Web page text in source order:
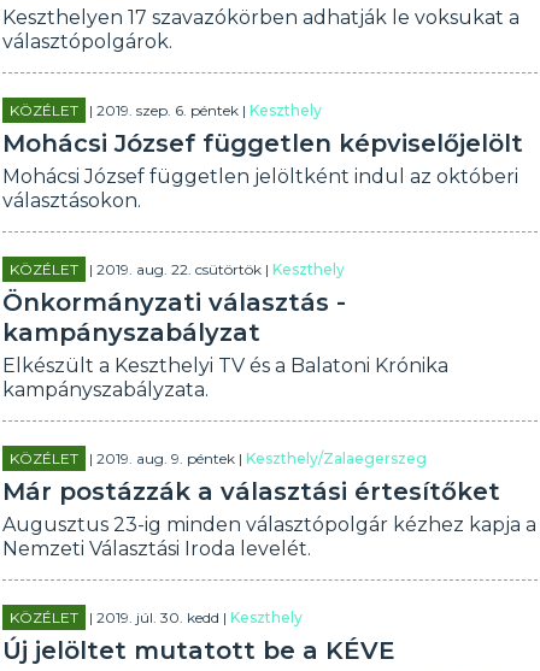
Keszthelyen 17 szavazókörben adhatják le voksukat a
választópolgárok.
KÖZÉLET | 2019. szep. 6. péntek |Keszthely
Mohácsi József független képviselőjelölt
Mohácsi József független jelöltként indul az októberi
választásokon.
KÖZÉLET | 2019. aug. 22. csütörtök |Keszthely
Önkormányzati választás -
kampányszabályzat
Elkészült a Keszthelyi TV és a Balatoni Krónika
kampányszabályzata.
KÖZÉLET | 2019. aug. 9. péntek |Keszthely/Zalaegerszeg
Már postázzák a választási értesítőket
Augusztus 23-ig minden választópolgár kézhez kapja a
Nemzeti Választási Iroda levelét.
KÖZÉLET | 2019. júl. 30. kedd |Keszthely
Új jelöltet mutatott be a KÉVE